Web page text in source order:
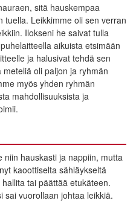
sitä hauskempaa
tuella. Leikkimme oli sen verran
Ilokseni he saivat tulla
aikuista etsimään
ja halusivat tehdä sen
oli paljon ja ryhmän
myös yhden ryhmän
mahdollisuuksista ja
niin hauskasti ja nappiin, mutta
kaoottiselta sähläykseltä
tai päättää etukäteen.
sai vuorollaan johtaa leikkiä.